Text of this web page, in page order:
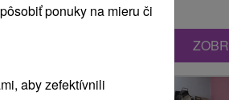
ponuky na mieru či
aby zefektívnili